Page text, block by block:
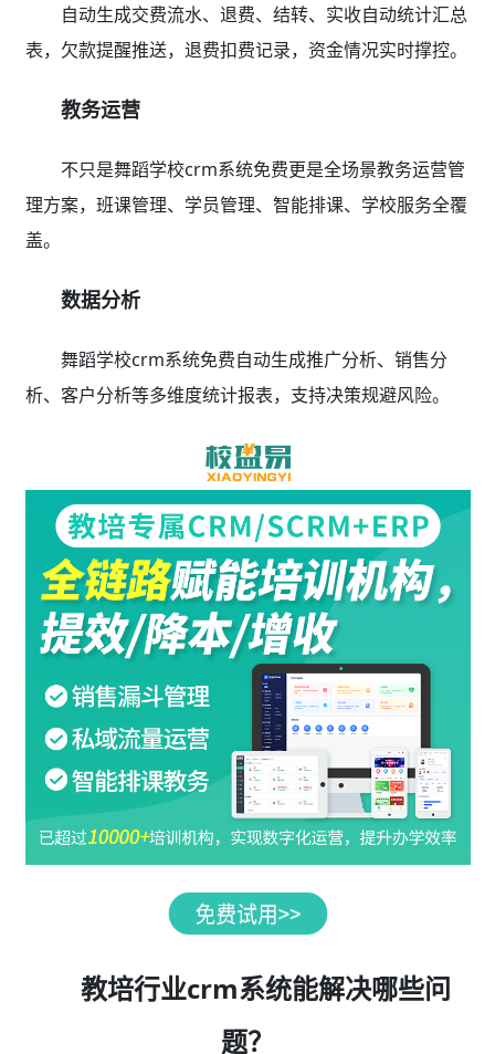
自动生成交费流水、退费、结转、实收自动统计汇总
表，欠款提醒推送，退费扣费记录，资金情况实时撑控。
教务运营
不只是舞蹈学校crm系统免费更是全场景教务运营管
理方案，班课管理、学员管理、智能排课、学校服务全覆
盖。
数据分析
舞蹈学校crm系统免费自动生成推广分析、销售分
析、客户分析等多维度统计报表，支持决策规避风险。
教培行业crm系统能解决哪些问
题？